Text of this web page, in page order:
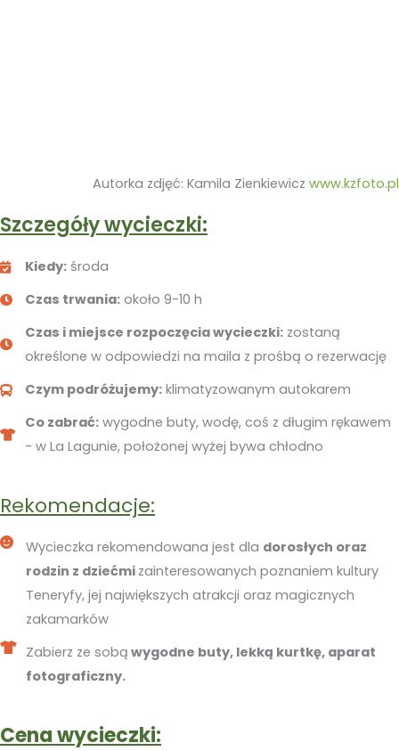
Autorka zdjęć: Kamila Zienkiewicz www.kzfoto.pl
Szczegóły wycieczki:
Kiedy:środa
Czas trwania:około 9-10 h
Czas i miejsce rozpoczęcia wycieczki:zostaną
określone w odpowiedzi na maila z prośbą o rezerwację
Czym podróżujemy:klimatyzowanym autokarem
Co zabrać:wygodne buty, wodę, coś z długim rękawem
- w La Lagunie, położonej wyżej bywa chłodno
Rekomendacje:
Wycieczka rekomendowana jest dla dorosłych oraz
rodzin z dziećmi zainteresowanych poznaniem kultury
Teneryfy, jej największych atrakcji oraz magicznych
zakamarków
Zabierz ze sobą wygodne buty, lekką kurtkę, aparat
fotograficzny.
Cena wycieczki: